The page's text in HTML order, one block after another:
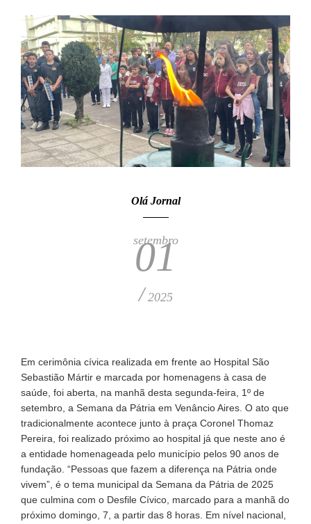
Olá Jornal
setembro
01
/ 2025
Em cerimônia cívica realizada em frente ao Hospital São
Sebastião Mártir e marcada por homenagens à casa de
saúde, foi aberta, na manhã desta segunda-feira, 1º de
setembro, a Semana da Pátria em Venâncio Aires. O ato que
tradicionalmente acontece junto à praça Coronel Thomaz
Pereira, foi realizado próximo ao hospital já que neste ano é
a entidade homenageada pelo município pelos 90 anos de
fundação. “Pessoas que fazem a diferença na Pátria onde
vivem”, é o tema municipal da Semana da Pátria de 2025
que culmina com o Desfile Cívico, marcado para a manhã do
próximo domingo, 7, a partir das 8 horas. Em nível nacional,